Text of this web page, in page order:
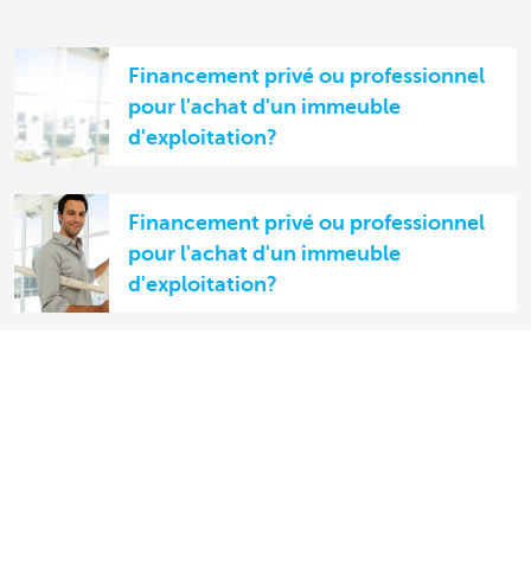
Financement privé ou professionnel
pour l'achat d'un immeuble
d'exploitation?
Financement privé ou professionnel
pour l'achat d'un immeuble
d'exploitation?